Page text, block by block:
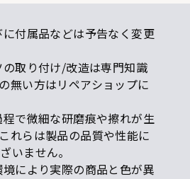
付属品などは予告なく変更
取り付け/改造は専門知識
無い方はリペアショップに
で微細な研磨痕や擦れが生
れらは製品の品質や性能に
いません。
により実際の商品と色が異